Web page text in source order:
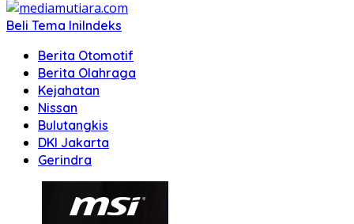
Beli Tema IniIndeks
Berita Otomotif
Berita Olahraga
Kejahatan
Nissan
Bulutangkis
DKI Jakarta
Gerindra